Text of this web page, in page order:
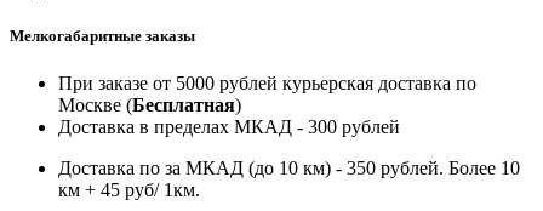
Мелкогабаритные заказы
При заказе от 5000 рублей курьерская доставка по
Москве (Бесплатная)
Доставка в пределах МКАД - 300 рублей
Доставка по за МКАД (до 10 км) - 350 рублей. Более 10
км + 45 руб/ 1км.